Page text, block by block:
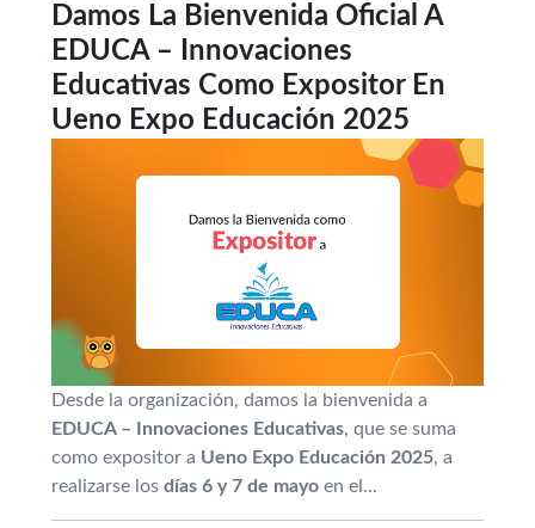
Damos La Bienvenida Oficial A
EDUCA – Innovaciones
Educativas Como Expositor En
Ueno Expo Educación 2025
Desde la organización, damos la bienvenida a
EDUCA – Innovaciones Educativas, que se suma
como expositor a Ueno Expo Educación 2025, a
realizarse los días 6 y 7 de mayo en el...